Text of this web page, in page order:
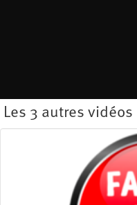
Les 3 autres